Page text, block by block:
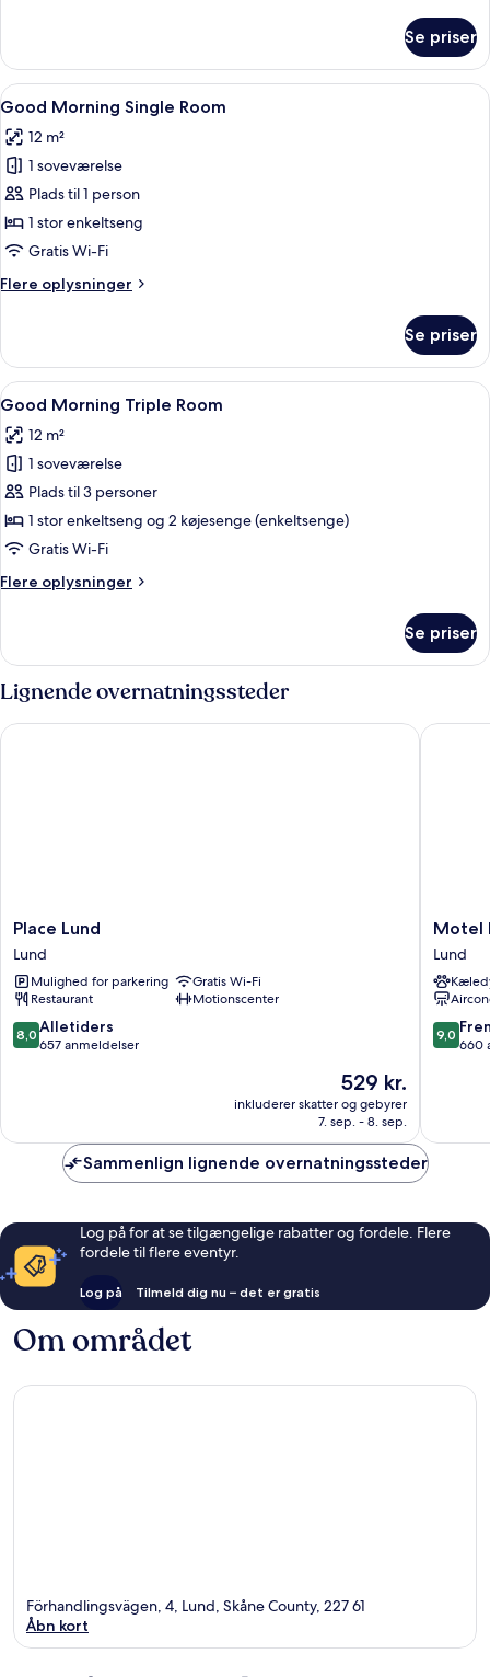
Morning
Twin
Room
Se priser
Indlæs
alle
billeder
af
Good
Morning
Single
Et hotelværelse med seng,
8
Good Morning Single Room
12 m²
1 soveværelse
Plads til 1 person
1 stor enkeltseng
Gratis Wi-Fi
Flere oplysninger
Flere
Morning
Single
Room
Se priser
Indlæs
alle
billeder
af
Good
Morning
Triple
Et lille hotelværelse med køjeseng,
12
Good Morning Triple Room
12 m²
1 soveværelse
Plads til 3 personer
1 stor enkeltseng og 2 køjesenge (enkeltsenge)
Gratis Wi-Fi
Flere oplysninger
Flere
Morning
Triple
Room
Se priser
Lignende overnatningssteder
Place
Lund
Lund
Place Lund
Lund
Mulighed for parkering
Gratis Wi-Fi
Restaurant
Motionscenter
8.0
ud
anmeldelser
8,0 Alletiders
657 anmeldelser
Prisen
529 kr.
529 kr.
inkluderer skatter og gebyrer
7. sep. - 8. sep.
Place Lund
Motel
L
Lund
Lund
Motel
Lund
9.0
ud
9,0
660
Motel L
Sammenlign lignende overnatningssteder
Log på for at se tilgængelige rabatter og fordele. Flere
fordele til flere eventyr.
Log på Tilmeld dig nu – det er gratis
Om området
Förhandlingsvägen, 4, Lund, Skåne County, 227 61
Åbn kort